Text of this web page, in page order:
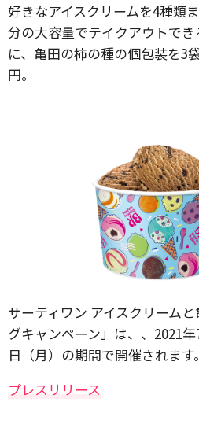
好きなアイスクリームを4種類
分の大容量でテイクアウトで
に、亀田の柿の種の個包装を3
円。
サーティワン アイスクリーム
グキャンペーン」は、、2021
日（月）の期間で開催されます。
プレスリリース